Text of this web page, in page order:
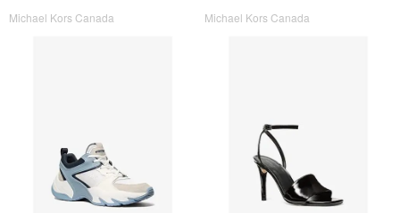
Michael Kors Canada Michael Kors Canada